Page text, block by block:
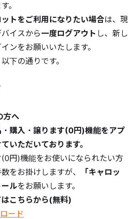
。
トをご利用になりたい場合は、現
イスから一度ログアウト し、新し
ンをお願いいたします。
下の通りです。
方へ
購入・譲ります(0円)機能をアプ
いただいております。
円)機能をお使いになられたい方
をお掛けしますが、
「キャロッ
ルをお願いします。
こちらから(無料)
ード